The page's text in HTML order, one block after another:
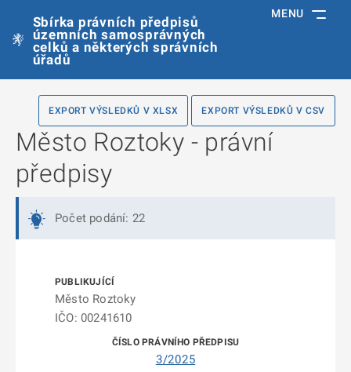
Sbírka právních předpisů
územních samosprávných
celků a některých správních
úřadů
MENU
EXPORT VÝSLEDKŮ V XLSX EXPORT VÝSLEDKŮ V CSV
Město Roztoky - právní
předpisy
Počet podání: 22
Město Roztoky
IČO: 00241610
3/2025